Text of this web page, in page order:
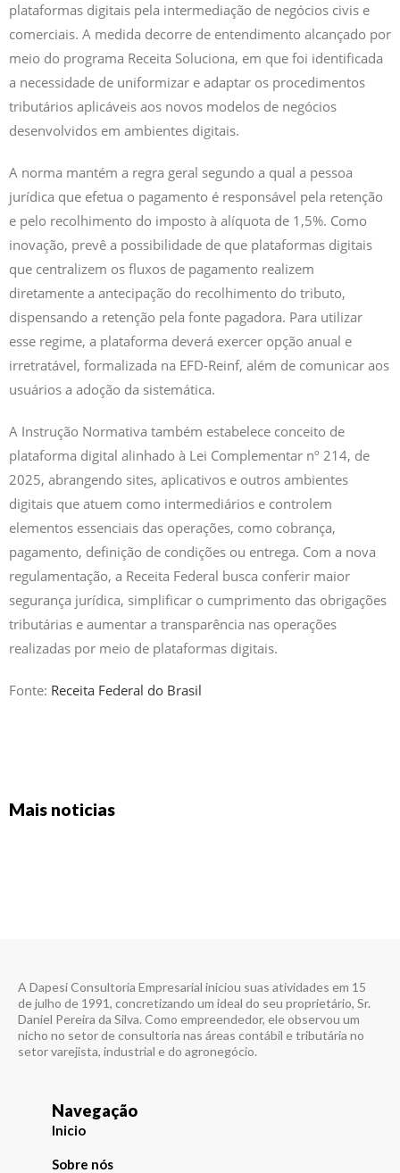
plataformas digitais pela intermediação de negócios civis e
comerciais. A medida decorre de entendimento alcançado por
meio do programa Receita Soluciona, em que foi identificada
a necessidade de uniformizar e adaptar os procedimentos
tributários aplicáveis aos novos modelos de negócios
desenvolvidos em ambientes digitais.
A norma mantém a regra geral segundo a qual a pessoa
jurídica que efetua o pagamento é responsável pela retenção
e pelo recolhimento do imposto à alíquota de 1,5%. Como
inovação, prevê a possibilidade de que plataformas digitais
que centralizem os fluxos de pagamento realizem
diretamente a antecipação do recolhimento do tributo,
dispensando a retenção pela fonte pagadora. Para utilizar
esse regime, a plataforma deverá exercer opção anual e
irretratável, formalizada na EFD-Reinf, além de comunicar aos
usuários a adoção da sistemática.
A Instrução Normativa também estabelece conceito de
plataforma digital alinhado à Lei Complementar nº 214, de
2025, abrangendo sites, aplicativos e outros ambientes
digitais que atuem como intermediários e controlem
elementos essenciais das operações, como cobrança,
pagamento, definição de condições ou entrega. Com a nova
regulamentação, a Receita Federal busca conferir maior
segurança jurídica, simplificar o cumprimento das obrigações
tributárias e aumentar a transparência nas operações
realizadas por meio de plataformas digitais.
Fonte: Receita Federal do Brasil
Mais noticias
A Dapesi Consultoria Empresarial iniciou suas atividades em 15
de julho de 1991, concretizando um ideal do seu proprietário, Sr.
Daniel Pereira da Silva. Como empreendedor, ele observou um
nicho no setor de consultoria nas áreas contábil e tributária no
setor varejista, industrial e do agronegócio.
Navegação
Inicio
Sobre nós